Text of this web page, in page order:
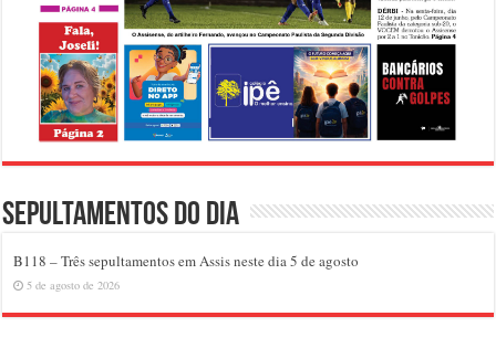
Sepultamentos do dia
B118 – Três sepultamentos em Assis neste dia 5 de agosto
5 de agosto de 2026